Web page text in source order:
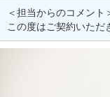
＜担当からのコメント
この度はご契約いただ